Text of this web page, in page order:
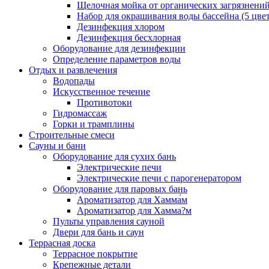
Щелочная мойка от органических загрязнений
Набор для окрашивания воды бассейна (5
Дезинфекция хлором
Дезинфекция бесхлорная
Оборудование для дезинфекции
Определение параметров воды
Отдых и развлечения
Водопады
Искусственное течение
Противотоки
Гидромассаж
Горки и трамплины
Строительные смеси
Сауны и бани
Оборудование для сухих бань
Электрические печи
Электрические печи с парогенератором
Оборудование для паровых бань
Ароматизатор для Хамма́м
Ароматизатор для Хамма?м
Пульты управления сауной
Двери для бань и саун
Террасная доска
Террасное покрытие
Крепежные детали